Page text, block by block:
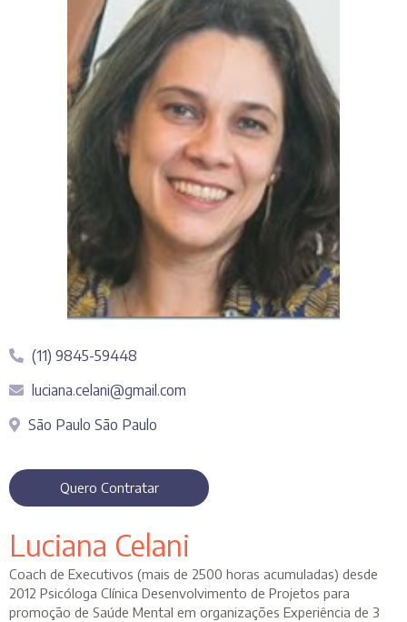
(11) 9845-59448
luciana.celani@gmail.com
São Paulo São Paulo
Quero Contratar
Luciana Celani
Coach de Executivos (mais de 2500 horas acumuladas) desde
2012 Psicóloga Clínica Desenvolvimento de Projetos para
promoção de Saúde Mental em organizações Experiência de 3